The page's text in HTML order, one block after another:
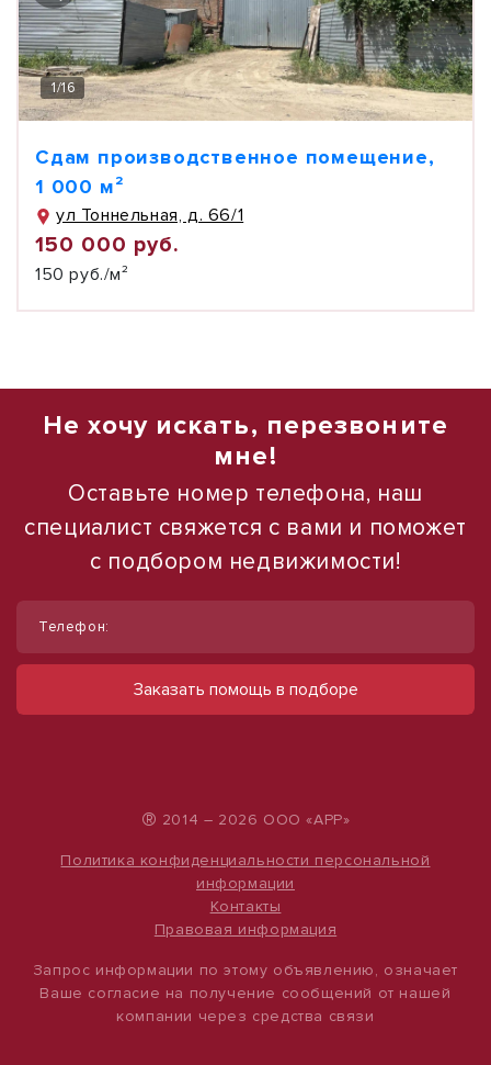
1/16
Сдам производственное помещение,
1 000 м²
ул Тоннельная, д. 66/1
150 000 руб.
150 руб./м²
Не хочу искать, перезвоните
мне!
Оставьте номер телефона, наш
специалист свяжется с вами и поможет
с подбором недвижимости!
Телефон:
Заказать помощь в подборе
® 2014 – 2026 ООО «АРР»
Политика конфиденциальности персональной
информации
Контакты
Правовая информация
Запрос информации по этому объявлению, означает
Ваше согласие на получение сообщений от нашей
компании через средства связи